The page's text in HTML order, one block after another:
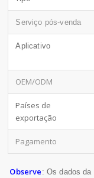
Serviço pós-venda
Aplicativo
OEM/ODM
Países de
exportação
Pagamento
Observe : Os dados da